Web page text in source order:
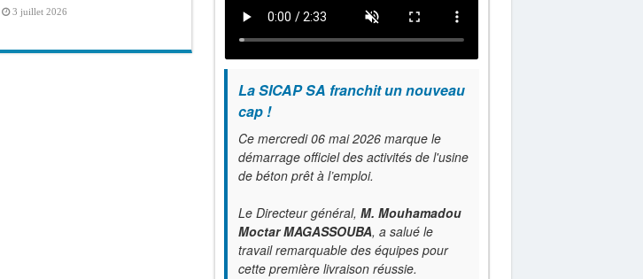
3 juillet 2026
La SICAP SA franchit un nouveau
cap !
Ce mercredi 06 mai 2026 marque le
démarrage officiel des activités de l'usine
de béton prêt à l’emploi.
Le Directeur général, M. Mouhamadou
Moctar MAGASSOUBA, a salué le
travail remarquable des équipes pour
cette première livraison réussie.